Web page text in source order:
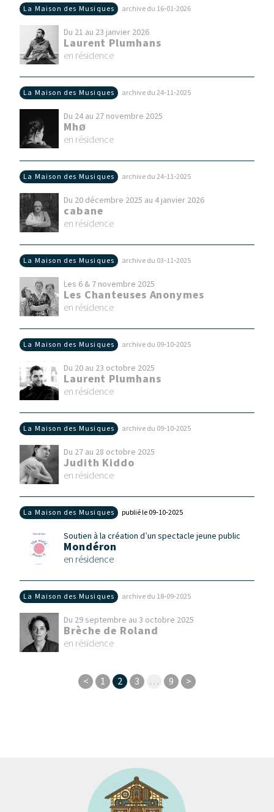
La Maison des Musiques archive du 16‑01‑2026
Du 21 au 23 janvier 2026
Laurent Plumhans
en résidence
La Maison des Musiques archive du 24‑11‑2025
Du 24 au 27 novembre 2025
Mhø
en résidence
La Maison des Musiques archive du 24‑11‑2025
Du 20 décembre 2025 au 4 janvier 2026
cabane
en résidence
La Maison des Musiques archive du 03‑11‑2025
Les 6 & 7 novembre 2025
Les Chanteuses Anonymes
en résidence
La Maison des Musiques archive du 09‑10‑2025
Du 20 au 23 octobre 2025
Laurent Plumhans
en résidence
La Maison des Musiques archive du 09‑10‑2025
Du 27 au 28 octobre 2025
Judith Kiddo
en résidence
La Maison des Musiques publié le 09‑10‑2025
Soutien à la création d’un spectacle jeune public
Mondéron
en résidence
La Maison des Musiques archive du 18‑09‑2025
Du 29 septembre au 3 octobre 2025
Brèche de Roland
en résidence
< 1 2 3 … 9 >